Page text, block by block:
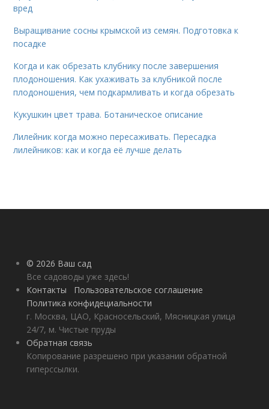
вред
Выращивание сосны крымской из семян. Подготовка к
посадке
Когда и как обрезать клубнику после завершения
плодоношения. Как ухаживать за клубникой после
плодоношения, чем подкармливать и когда обрезать
Кукушкин цвет трава. Ботаническое описание
Лилейник когда можно пересаживать. Пересадка
лилейников: как и когда её лучше делать
© 2026 Ваш сад
Все садоводы уже здесь!
Контакты
Пользовательское соглашение
Политика конфидециальности
г. Москва, ЦАО, Красносельский, Мясницкая улица
24/7, м. Чистые пруды
Обратная связь
Копирование разрешено при указании обратной
гиперссылки.